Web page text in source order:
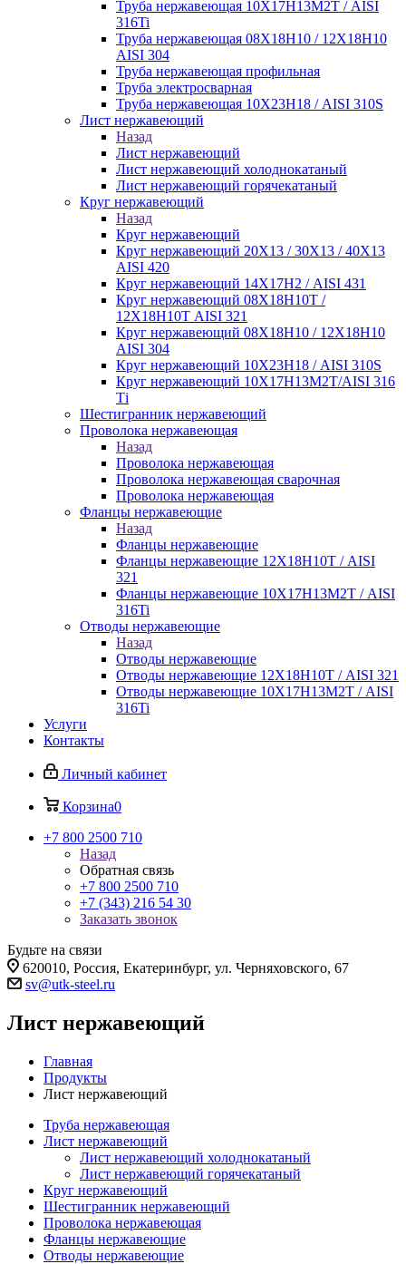
Труба нержавеющая 10Х17Н13М2Т / AISI
316Ti
Труба нержавеющая 08Х18Н10 / 12Х18Н10
AISI 304
Труба нержавеющая профильная
Труба электросварная
Труба нержавеющая 10Х23Н18 / AISI 310S
Лист нержавеющий
Назад
Лист нержавеющий
Лист нержавеющий холоднокатаный
Лист нержавеющий горячекатаный
Круг нержавеющий
Назад
Круг нержавеющий
Круг нержавеющий 20Х13 / 30Х13 / 40Х13
AISI 420
Круг нержавеющий 14Х17Н2 / AISI 431
Круг нержавеющий 08Х18Н10Т /
12Х18Н10Т AISI 321
Круг нержавеющий 08Х18Н10 / 12Х18Н10
AISI 304
Круг нержавеющий 10Х23Н18 / AISI 310S
Круг нержавеющий 10Х17Н13М2Т/AISI 316
Тi
Шестигранник нержавеющий
Проволока нержавеющая
Назад
Проволока нержавеющая
Проволока нержавеющая сварочная
Проволока нержавеющая
Фланцы нержавеющие
Назад
Фланцы нержавеющие
Фланцы нержавеющие 12Х18Н10Т / AISI
321
Фланцы нержавеющие 10Х17Н13М2Т / AISI
316Ti
Отводы нержавеющие
Назад
Отводы нержавеющие
Отводы нержавеющие 12Х18Н10Т / AISI 321
Отводы нержавеющие 10Х17Н13М2Т / AISI
316Ti
Услуги
Контакты
Личный кабинет
Корзина0
+7 800 2500 710
Назад
Обратная связь
+7 800 2500 710
+7 (343) 216 54 30
Заказать звонок
Будьте на связи
620010, Россия, Екатеринбург, ул. Черняховского, 67
sv@utk-steel.ru
Лист нержавеющий
Главная
Продукты
Лист нержавеющий
Труба нержавеющая
Лист нержавеющий
Лист нержавеющий холоднокатаный
Лист нержавеющий горячекатаный
Круг нержавеющий
Шестигранник нержавеющий
Проволока нержавеющая
Фланцы нержавеющие
Отводы нержавеющие